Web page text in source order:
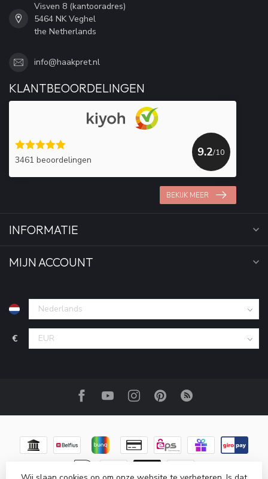
Visven 8 (kantooradres)
5464 NK Veghel
the Netherlands
info@haakpret.nl
KLANTBEOORDELINGEN
3461 beoordelingen
9.2/10
BEKIJK MEER
INFORMATIE
MIJN ACCOUNT
€